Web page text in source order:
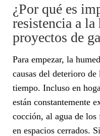
¿Por qué es
resistencia a la
proyectos de
Para empezar, la
causas del deterioro
tiempo. Incluso en
están constantemente
cocción, al agua de los
en espacios cerrados.